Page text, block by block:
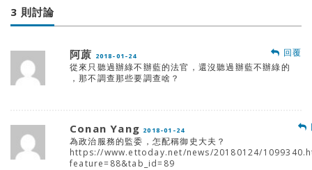
3 則討論
阿蒝 2018-01-24
從來只聽過辦綠不辦藍的法官，還沒聽過辦藍不辦綠的
，那不調查那些要調查啥？
回覆
Conan Yang 2018-01-24
為政治服務的監委，怎配稱御史大夫？
https://www.ettoday.net/news/20180124/
feature=88&tab_id=89